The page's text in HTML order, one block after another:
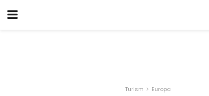
Turism Europa